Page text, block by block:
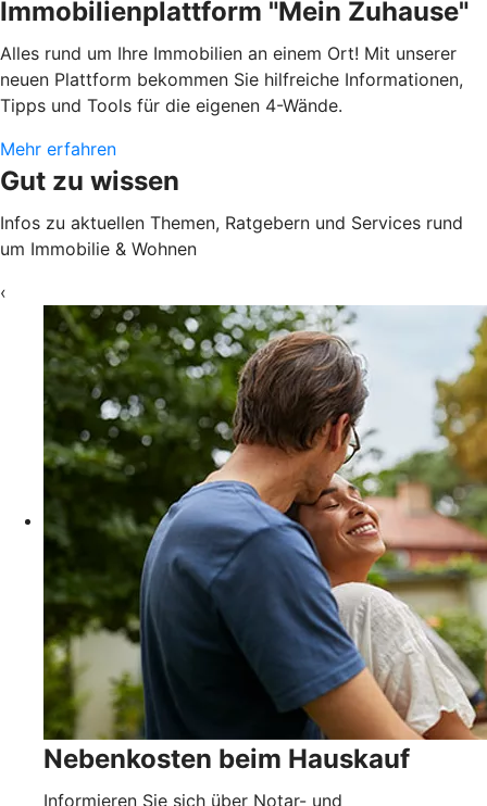
Immobilienplattform "Mein Zuhause"
Alles rund um Ihre Immobilien an einem Ort! Mit unserer
neuen Plattform bekommen Sie hilfreiche Informationen,
Tipps und Tools für die eigenen 4-Wände.
Mehr erfahren
Gut zu wissen
Infos zu aktuellen Themen, Ratgebern und Services rund
um Immobilie & Wohnen
‹
Nebenkosten beim Hauskauf
Informieren Sie sich über Notar- und